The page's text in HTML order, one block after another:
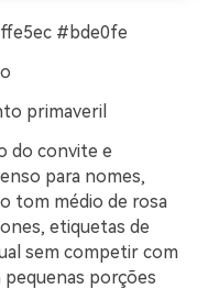
#bde0fe
primaveril
do convite e
para nomes,
tom médio de rosa
etiquetas de
sem competir com
porções